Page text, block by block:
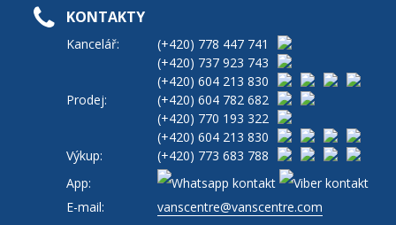
KONTAKTY
Kancelář: (+420) 778 447 741
(+420) 737 923 743
(+420) 604 213 830
Prodej:
(+420) 604 782 682
(+420) 770 193 322
(+420) 604 213 830
Výkup:
(+420) 773 683 788
App:
E-mail:
vanscentre@vanscentre.com